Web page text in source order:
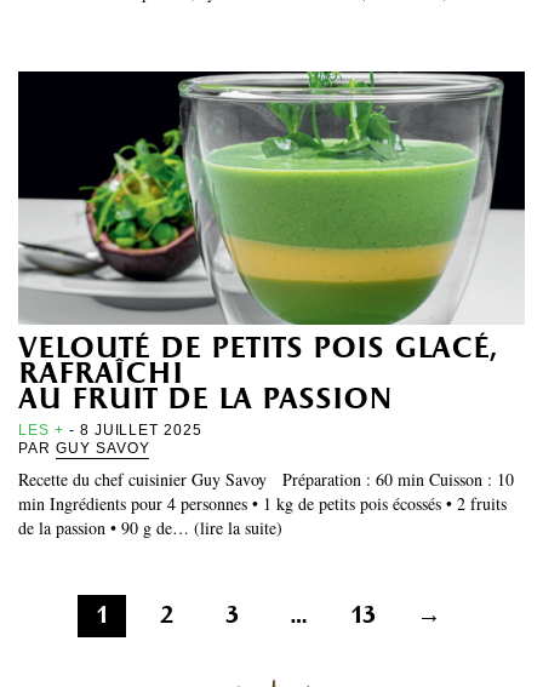
velouté de petits pois glacé,
rafraîchi
au fruit de la passion
LES + - 8 JUILLET 2025
PAR GUY SAVOY
Recette du chef cuisinier Guy Savoy Préparation : 60 min Cuisson : 10
min Ingrédients pour 4 personnes • 1 kg de petits pois écossés • 2 fruits
de la passion • 90 g de… (lire la suite)
Pagination
des
1 2 3 … 13 →